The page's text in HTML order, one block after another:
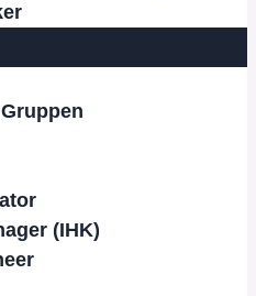
(IHK)